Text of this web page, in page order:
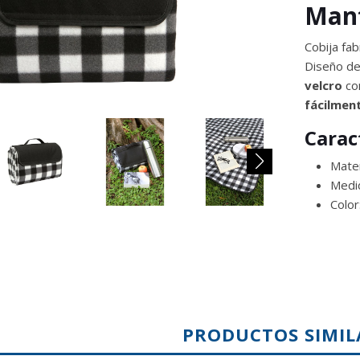
Cobija
Diseño
velcro
PRODUCTOS